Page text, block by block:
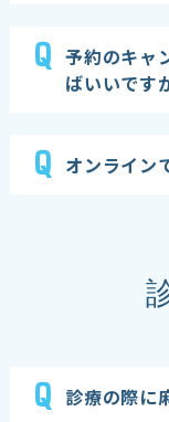
Q 予約のキャ
ばいいです
Q オンライン
Q 診療の際に